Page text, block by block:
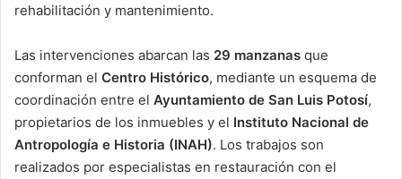
rehabilitación y mantenimiento.
Las intervenciones abarcan las 29 manzanas que
conforman el Centro Histórico, mediante un esquema de
coordinación entre el Ayuntamiento de San Luis Potosí,
propietarios de los inmuebles y el Instituto Nacional de
Antropología e Historia (INAH). Los trabajos son
realizados por especialistas en restauración con el